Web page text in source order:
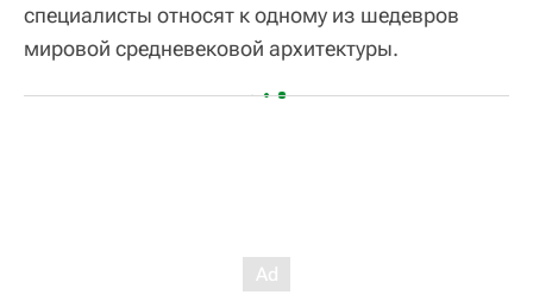
специалисты относят к одному из шедевров
мировой средневековой архитектуры.